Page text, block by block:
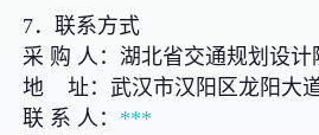
7．联系方式
采 购 人：湖北省交通规划设计
地 址：武汉市汉阳区龙阳大
联 系 人： ***